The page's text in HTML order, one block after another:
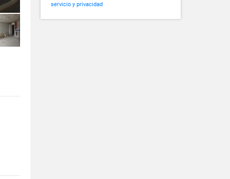
servicio y privacidad